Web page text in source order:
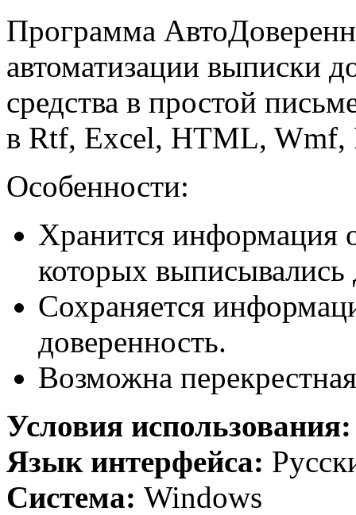
Программа
автоматизации выписки
средства в простой
в Rtf, Excel, HTML, Wmf,
Особенности:
Хранится информация
которых выписывались
Сохраняется
доверенность.
Возможна
Условия
Язык интерфейса:
Система: Windows